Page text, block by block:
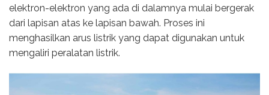
elektron-elektron yang ada di dalamnya mulai bergerak
dari lapisan atas ke lapisan bawah. Proses ini
menghasilkan arus listrik yang dapat digunakan untuk
mengaliri peralatan listrik.